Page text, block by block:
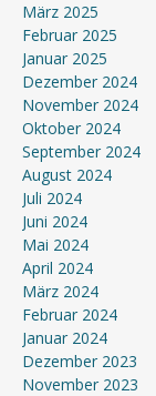
März 2025
Februar 2025
Januar 2025
Dezember 2024
November 2024
Oktober 2024
September 2024
August 2024
Juli 2024
Juni 2024
Mai 2024
April 2024
März 2024
Februar 2024
Januar 2024
Dezember 2023
November 2023